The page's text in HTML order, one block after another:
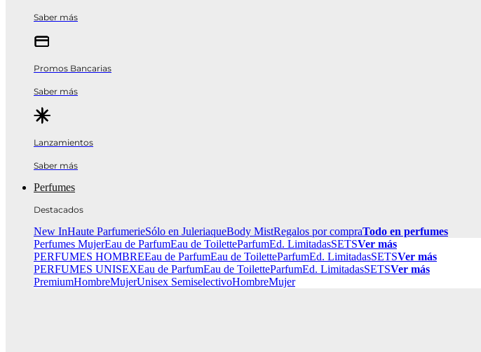
Saber más
Promos Bancarias
Saber más
Lanzamientos
Saber más
Perfumes
Destacados
New InHaute ParfumerieSólo en JuleriaqueBody MistRegalos por compraTodo en perfumes
Perfumes MujerEau de ParfumEau de ToiletteParfumEd. LimitadasSETSVer más
PERFUMES HOMBREEau de ParfumEau de ToiletteParfumEd. LimitadasSETSVer más
PERFUMES UNISEXEau de ParfumEau de ToiletteParfumEd. LimitadasSETSVer más
PremiumHombreMujerUnisex SemiselectivoHombreMujer